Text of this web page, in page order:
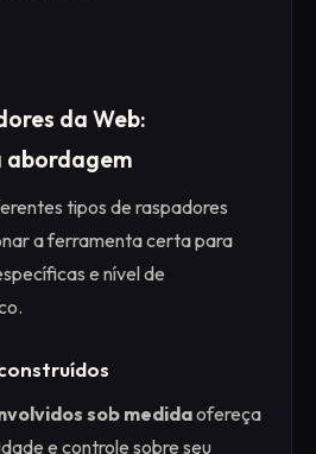
da Web:
abordagem
tipos de raspadores
a ferramenta certa para
e nível de
sob medidaofereça
e controle sobre seu